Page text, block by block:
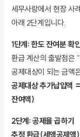
세무사랑에서 현장 사
아래 2단계입니다.
1단계: 한도 잔여분 확
환급 계산의 출발점은
공제대상이 되는 금액
공제대상 추가납입액
잔여액)
2단계: 공제율 곱하기
추정 환급(세액공제